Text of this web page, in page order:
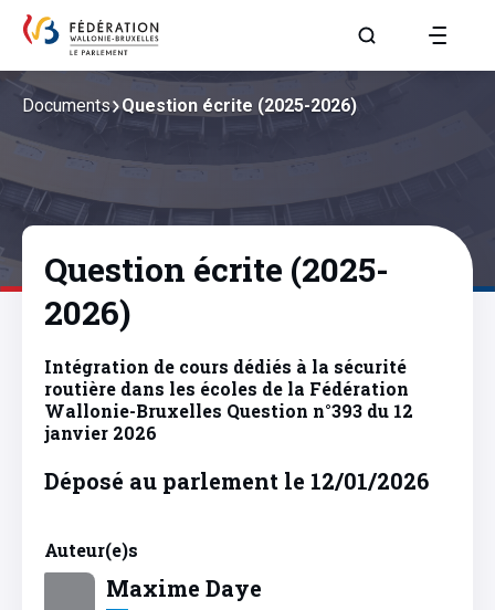
Aller à la page
Documents Question écrite (2025-2026)
Question écrite (2025-
2026)
Intégration de cours dédiés à la sécurité
routière dans les écoles de la Fédération
Wallonie-Bruxelles Question n°393 du 12
janvier 2026
Déposé au parlement le 12/01/2026
Auteur(e)s
Maxime Daye